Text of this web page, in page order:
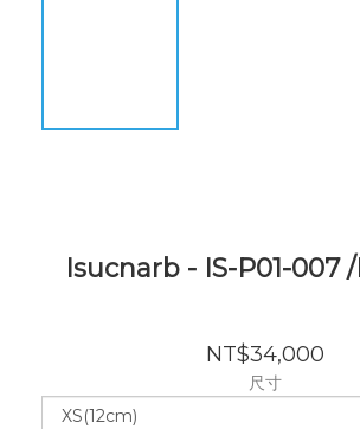
Isucnarb - IS-P01-007
NT$34,000
尺寸